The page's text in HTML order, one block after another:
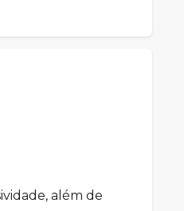
além de